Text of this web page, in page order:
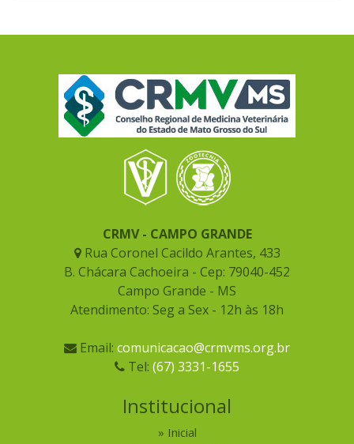
CRMV - CAMPO GRANDE
Rua Coronel Cacildo Arantes, 433
B. Chácara Cachoeira - Cep: 79040-452
Campo Grande - MS
Atendimento: Seg a Sex - 12h às 18h
Email: comunicacao@crmvms.org.br
Tel: (67) 3331-1655
Institucional
Inicial